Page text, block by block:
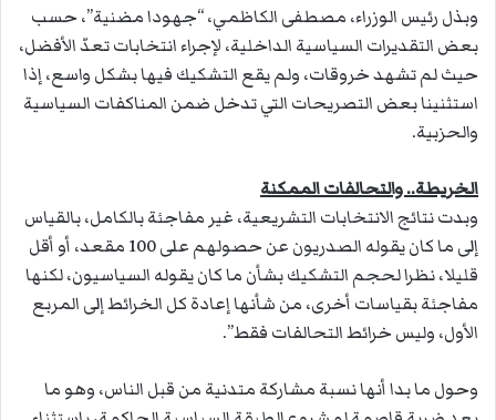
وبذل رئيس الوزراء، مصطفى الكاظمي، “جهودا مضنية”، حسب
بعض التقديرات السياسية الداخلية، لإجراء انتخابات تعدّ الأفضل،
حيث لم تشهد خروقات، ولم يقع التشكيك فيها بشكل واسع، إذا
استثنينا بعض التصريحات التي تدخل ضمن المناكفات السياسية
والحزبية.
الخريطة.. والتحالفات الممكنة
وبدت نتائج الانتخابات التشريعية، غير مفاجئة بالكامل، بالقياس
إلى ما كان يقوله الصدريون عن حصولهم على 100 مقعد، أو أقل
قليلا، نظرا لحجم التشكيك بشأن ما كان يقوله السياسيون، لكنها
مفاجئة بقياسات أخرى، من شأنها إعادة كل الخرائط إلى المربع
الأول، وليس خرائط التحالفات فقط”.
وحول ما بدا أنها نسبة مشاركة متدنية من قبل الناس، وهو ما